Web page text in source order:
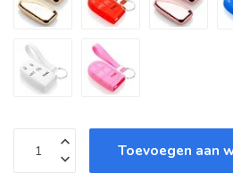
Toevoegen aan